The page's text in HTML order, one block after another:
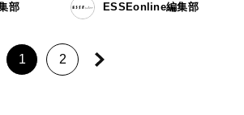
部 ESSEonline編集部
1 2